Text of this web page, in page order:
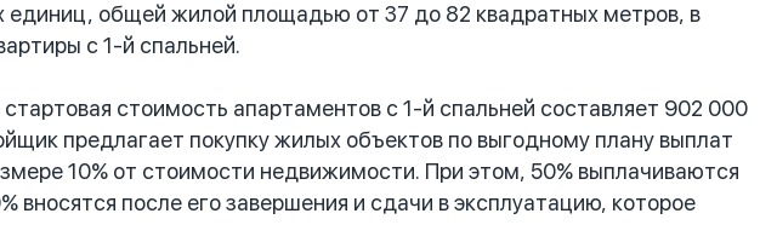
общей жилой площадью от 37 до 82 квадратных метров, в
с 1-й спальней.
стоимость апартаментов с 1-й спальней составляет 902 000
предлагает покупку жилых объектов по выгодному плану выплат
10% от стоимости недвижимости. При этом, 50% выплачиваются
вносятся после его завершения и сдачи в эксплуатацию, которое